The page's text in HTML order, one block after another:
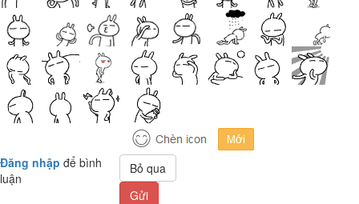
Đăng nhập để bình
luận
Bỏ qua
Gửi